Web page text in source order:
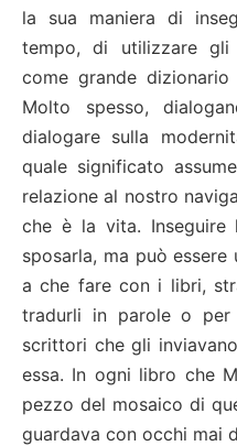
la sua maniera di
tempo, di utilizzare gli
come grande
Molto spesso,
dialogare sulla
quale significato
relazione al nostro
che è la vita.
sposarla, ma può
a che fare con i libri,
tradurli in parole o per
scrittori che gli
essa. In ogni libro che
pezzo del mosaico di
guardava con occhi mai